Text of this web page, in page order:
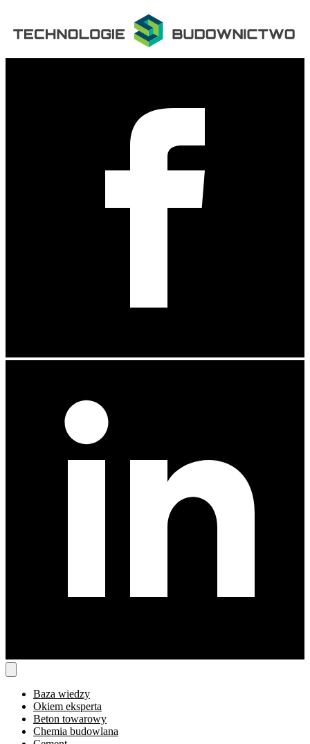
Baza wiedzy
Okiem eksperta
Beton towarowy
Chemia budowlana